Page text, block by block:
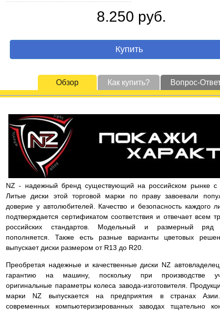
8.250 руб.
Купить
Обзор Как купить? Вопрос-
NZ - надежный бренд существующий на российском рынке с
Литые диски этой торговой марки по праву завоевали
доверие у автолюбителей. Качество и безопасность каждого
подтверждается сертификатом соответствия и отвечает всем
российских стандартов. Модельный и размерный ряд
пополняется. Также есть разные варианты цветовых
выпускает диски размером от R13 до R20.
Преобретая надежные и качественные диски NZ
гарантию на машину, поскольку при производстве
оригинальные параметры колеса завода-изготовителя.
марки NZ выпускается на предприятия в странах
современных компьютеризированных заводах тщательно